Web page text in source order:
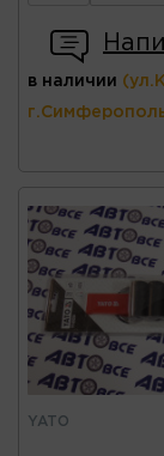
в наличии
YATO